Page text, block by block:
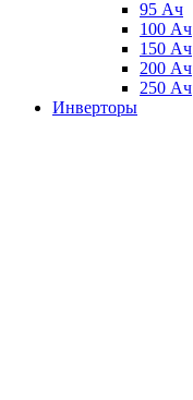
95 Ач
100 Ач
150 Ач
200 Ач
250 Ач
Инверторы